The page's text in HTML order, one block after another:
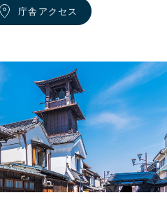
庁舎アクセス